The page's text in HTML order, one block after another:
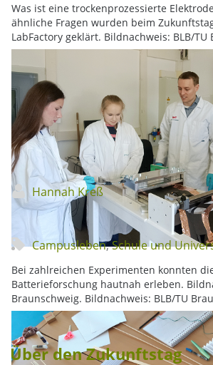
Was ist eine trockenprozessierte
ähnliche Fragen wurden beim
LabFactory geklärt. Bildnachweis: BLB/TU
Bei zahlreichen Experimenten konnten
Batterieforschung hautnah erleben.
Braunschweig. Bildnachweis: BLB/TU
Hannah Kreß
Campusleben,Schule und
Über den Zukunftstag